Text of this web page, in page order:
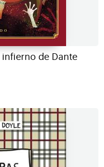
infierno de Dante